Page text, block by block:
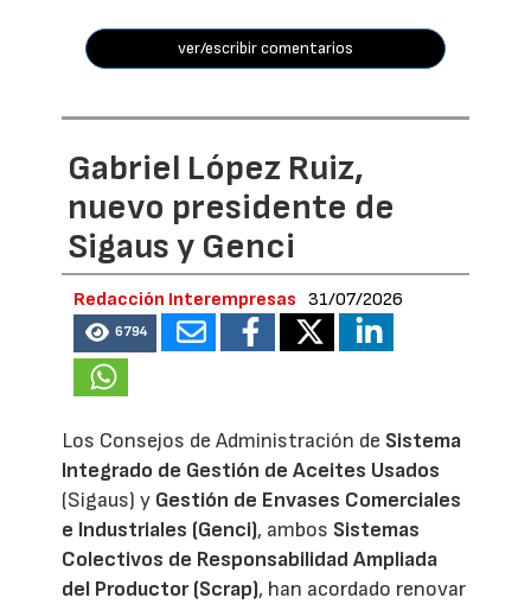
ver/escribir comentarios
Gabriel López Ruiz,
nuevo presidente de
Sigaus y Genci
Redacción Interempresas 31/07/2026
6794
Los Consejos de Administración de Sistema
Integrado de Gestión de Aceites Usados
(Sigaus) y Gestión de Envases Comerciales
e Industriales (Genci), ambos Sistemas
Colectivos de Responsabilidad Ampliada
del Productor (Scrap), han acordado renovar